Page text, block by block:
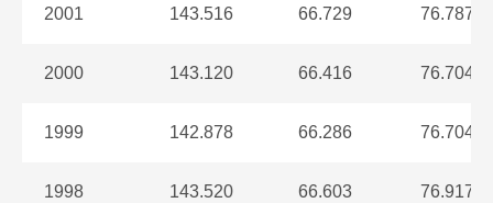
2001 143.516 66.729 76.787
2000 143.120 66.416 76.704
1999 142.878 66.286 76.704
1998 143.520 66.603 76.917